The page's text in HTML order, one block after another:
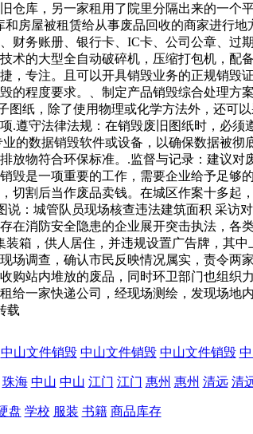
库，另一家租用了院里分隔出来的一个
房屋被租赁给从事废品回收的商家进行
务账册、银行卡、IC卡、公司公章、过
的大型全自动破碎机，压缩打包机，配
专注。且可以开具销毁业务的正规销毁
的程度要求。、制定产品销毁综合处理方
纸，除了使用物理或化学方法外，还可
遵守法律法规：在销毁废旧图纸时，必须
的数据销毁软件或设备，以确保数据被彻
放物符合环保标准。.监督与记录：建议对
是一项重要的工作，需要企业给予足够
切割后当作废品卖钱。在城区作案十多起
：城管队员现场核查违法建筑面积 采访
消防安全隐患的企业展开突击执法，各
箱，供人居住，并违规设置广告牌，其
调查，确认市民反映情况属实，责令两
站内堆放的废品，同时环卫部门也组织
一家快递公司，经现场测绘，发现场地
载
中山文件销毁 中山文件销毁 中山文件销毁
珠海 中山 中山 江门 江门 惠州 惠州 清远 清
盘 学校 服装 书籍 商品库存